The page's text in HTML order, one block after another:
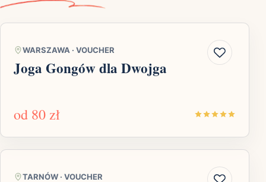
WARSZAWA · VOUCHER
Joga Gongów dla Dwojga
od 80 zł
TARNÓW · VOUCHER